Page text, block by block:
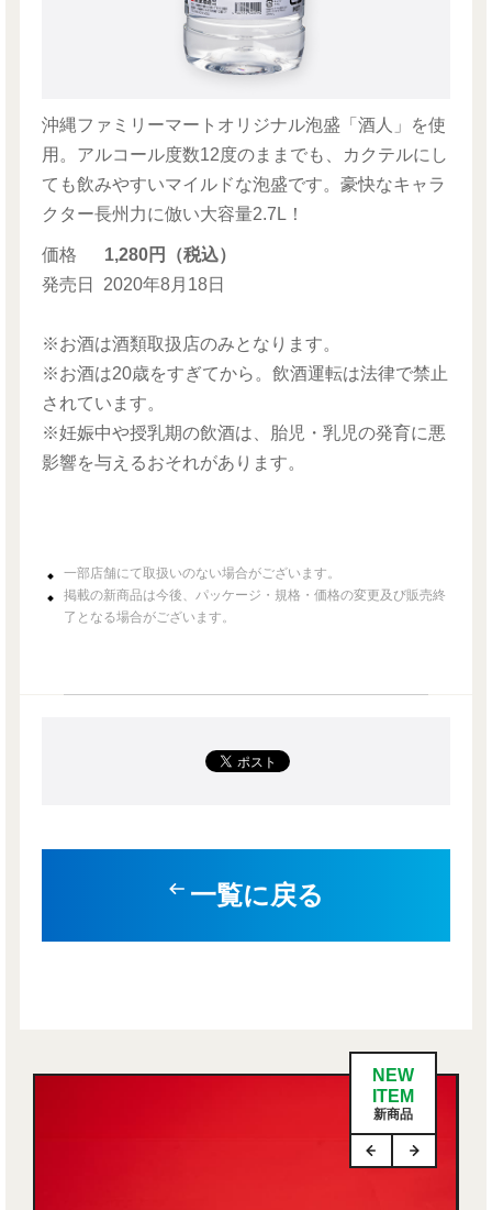
沖縄ファミリーマートオリジナル泡盛「酒人」を使
用。アルコール度数12度のままでも、カクテルにし
ても飲みやすいマイルドな泡盛です。豪快なキャラ
クター長州力に倣い大容量2.7L！
価格
1,280円（税込）
発売日
2020年8月18日
※お酒は酒類取扱店のみとなります。
※お酒は20歳をすぎてから。飲酒運転は法律で禁止
されています。
※妊娠中や授乳期の飲酒は、胎児・乳児の発育に悪
影響を与えるおそれがあります。
一部店舗にて取扱いのない場合がございます。
掲載の新商品は今後、パッケージ・規格・価格の変更及び販売終
了となる場合がございます。
一覧に戻る
NEW
ITEM
新商品